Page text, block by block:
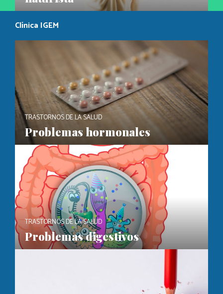
Clínica IGEM
TRASTORNOS DE LA SALUD
Problemas hormonales
TRASTORNOS DE LA SALUD
Problemas digestivos